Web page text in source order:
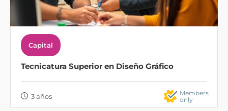
Capital
Tecnicatura Superior en Diseño Gráfico
3 años
Members
only